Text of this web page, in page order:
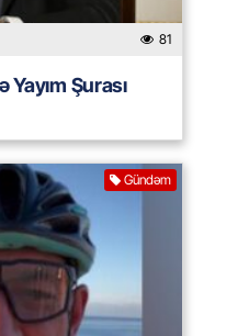
81
Şurası
Gündəm